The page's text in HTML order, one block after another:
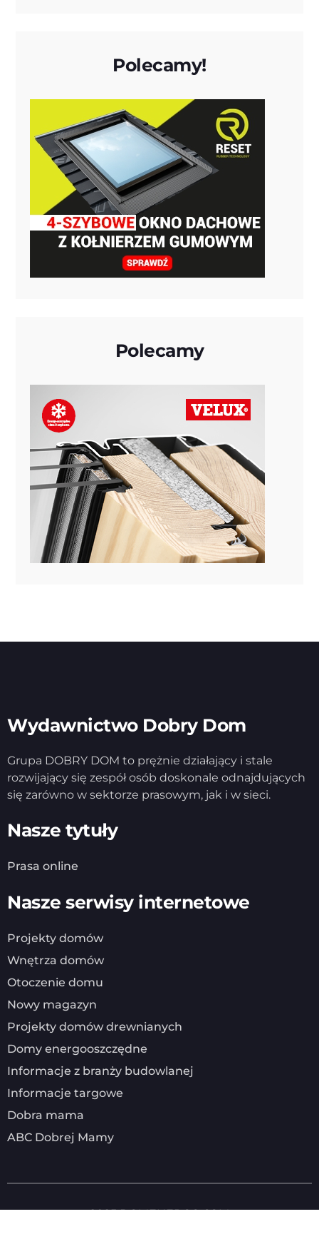
Polecamy!
Polecamy
Wydawnictwo Dobry Dom
Grupa DOBRY DOM to prężnie działający i stale
rozwijający się zespół osób doskonale odnajdujących
się zarówno w sektorze prasowym, jak i w sieci.
Nasze tytuły
Prasa online
Nasze serwisy internetowe
Projekty domów
Wnętrza domów
Otoczenie domu
Nowy magazyn
Projekty domów drewnianych
Domy energooszczędne
Informacje z branży budowlanej
Informacje targowe
Dobra mama
ABC Dobrej Mamy
2025DOMENERGO.COM